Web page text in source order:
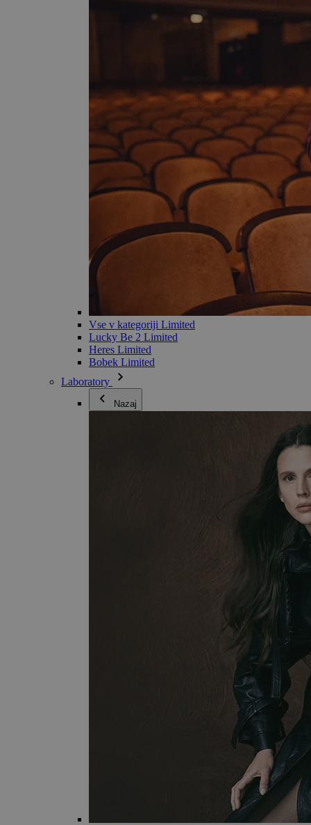
Vse v kategoriji Limited
Lucky Be 2 Limited
Heres Limited
Bobek Limited
Laboratory
Nazaj